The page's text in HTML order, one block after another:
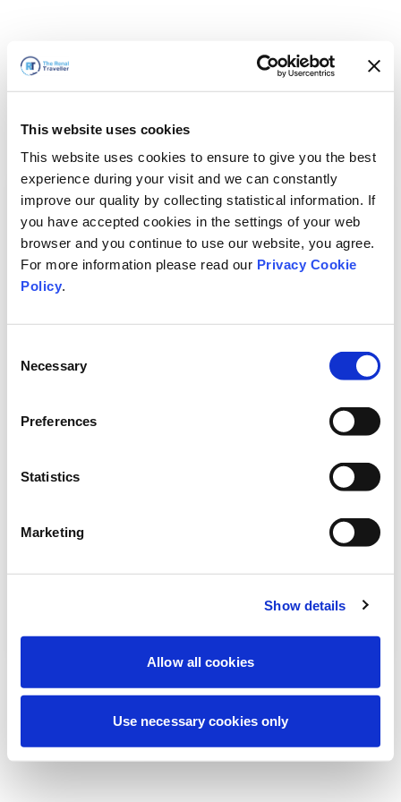
This website uses cookies
This website uses cookies to ensure to give you the best
experience during your visit and we can constantly
improve our quality by collecting statistical information. If
you have accepted cookies in the settings of your web
browser and you continue to use our website, you agree.
For more information please read our Privacy Cookie
Policy.
Selection
Necessary
Preferences
Statistics
Marketing
Show details
Allow all cookies
Use necessary cookies only
Deneyiminizi iyileştirmek için şu anda
planlanmış bakım yapıyoruz. Merak
etmeyin, kısa süre içinde tekrar çevrimiçi